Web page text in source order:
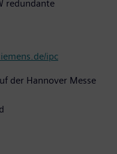
redundante
ipc
der Hannover Messe